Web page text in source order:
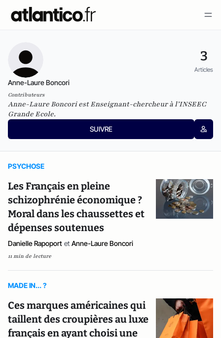
3
Articles
Anne-Laure Boncori
Contributeurs
Anne-Laure Boncori est Enseignant-chercheur à l’INSEEC
Grande Ecole.
SUIVRE
PSYCHOSE
Les Français en pleine
schizophrénie économique ?
Moral dans les chaussettes et
dépenses soutenues
Danielle Rapoport et Anne-Laure Boncori
11 min de lecture
MADE IN... ?
Ces marques américaines qui
taillent des croupières au luxe
français en ayant choisi une